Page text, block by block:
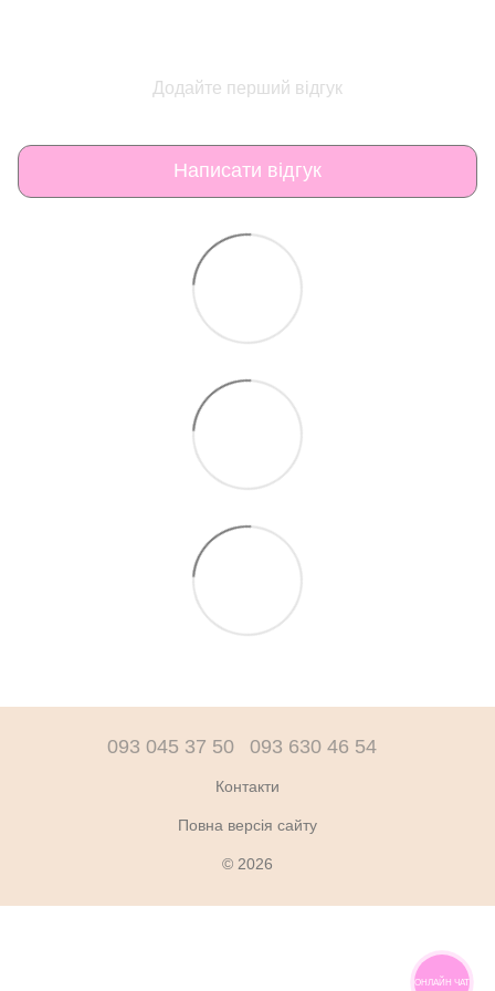
Додайте перший відгук
Написати відгук
093 045 37 50 093 630 46 54
Контакти
Повна версія сайту
© 2026
ОНЛАЙН ЧАТ